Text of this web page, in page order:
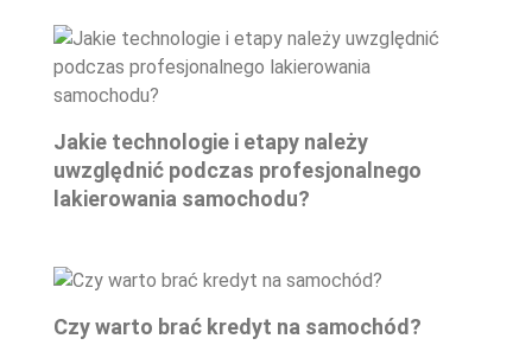
Jakie technologie i etapy należy
uwzględnić podczas profesjonalnego
lakierowania samochodu?
Czy warto brać kredyt na samochód?